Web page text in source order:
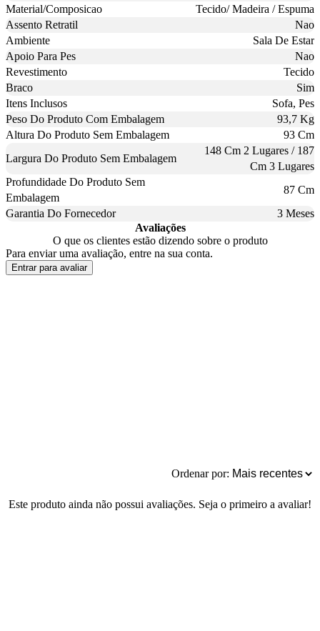
Material/Composicao
Tecido/ Madeira / Espuma
Assento Retratil
Nao
Ambiente
Sala De Estar
Apoio Para Pes
Nao
Revestimento
Tecido
Braco
Sim
Itens Inclusos
Sofa, Pes
Peso Do Produto Com Embalagem
93,7 Kg
Altura Do Produto Sem Embalagem
93 Cm
Largura Do Produto Sem Embalagem
148 Cm 2 Lugares / 187
Cm 3 Lugares
Profundidade Do Produto Sem
Embalagem
87 Cm
Garantia Do Fornecedor
3 Meses
Avaliações
O que os clientes estão dizendo sobre o produto
Para enviar uma avaliação, entre na sua conta.
Entrar para avaliar
Ordenar por:
Este produto ainda não possui avaliações. Seja o primeiro a avaliar!